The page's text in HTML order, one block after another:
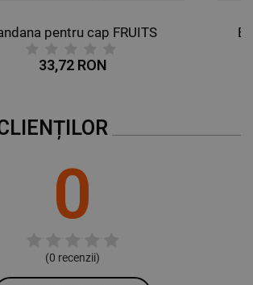
pentru cap FRUITS
33,72 RON
0
(0 recenzii)